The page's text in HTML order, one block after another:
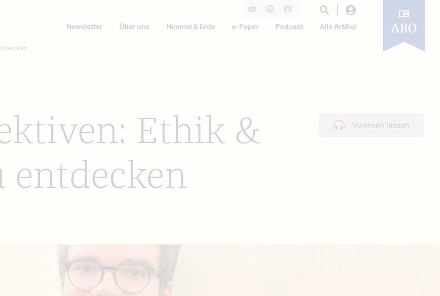
Facebook
Newsletter Über uns Himmel & Erde e-Paper Podcast Alle Artikel ABO
Vorlesen lassen
Ethik &
entdecken